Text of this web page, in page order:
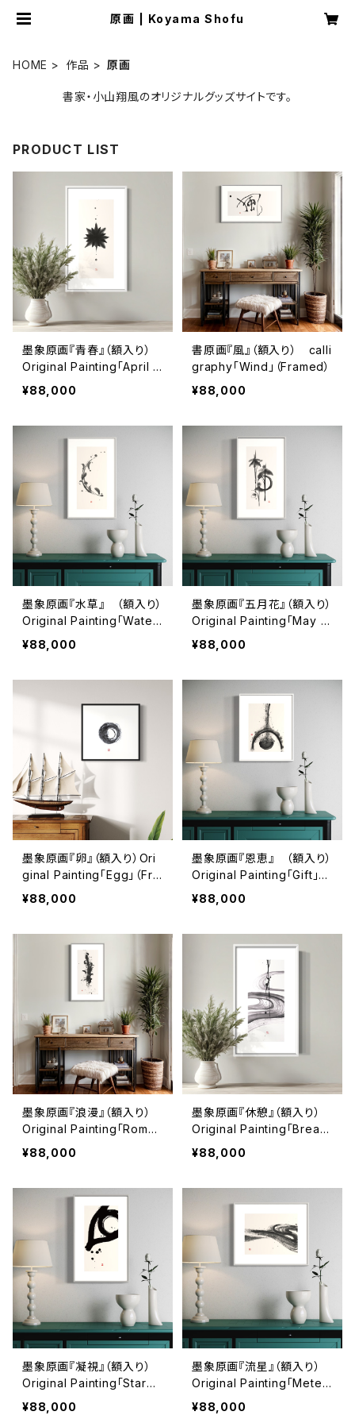
原画 | Koyama Shofu
HOME 作品 原画
書家・小山翔風のオリジナルグッズサイトです。
PRODUCT LIST
墨象原画『青春』（額入り）
Original Painting「April ti
me」（Framed）
¥88,000
書原画『風』（額入り） calli
graphy「Wind」（Framed）
¥88,000
墨象原画『水草』 （額入り）
Original Painting「Water
plant」（Framed）
¥88,000
墨象原画『五月花』（額入り）
Original Painting「May fl
owers」（Framed）
¥88,000
墨象原画『卵』（額入り）Ori
ginal Painting「Egg」（Fra
med）
¥88,000
墨象原画『恩恵』 （額入り）
Original Painting「Gift」（F
ramed）
¥88,000
墨象原画『浪漫』（額入り）
Original Painting「Roman
ce」（Framed）
¥88,000
墨象原画『休憩』（額入り）
Original Painting「Brea
k」（Framed）
¥88,000
墨象原画『凝視』（額入り）
Original Painting「Stare」
（Framed）
¥88,000
墨象原画『流星』（額入り）
Original Painting「Meteo
r」（Framed）
¥88,000